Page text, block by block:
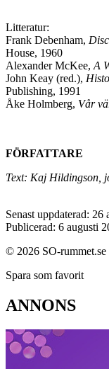
Litteratur:
Frank Debenham,
House, 1960
Alexander McKee, A
John Keay (red.),
Publishing, 1991
Åke Holmberg, Vår
FÖRFATTARE
Text: Kaj Hildingson,
Senast uppdaterad: 26
Publicerad: 6 augusti
© 2026 SO-rummet.se
Spara som favorit
ANNONS